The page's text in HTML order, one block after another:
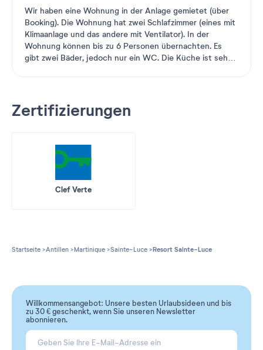
Wir haben eine Wohnung in der Anlage gemietet (über
Booking). Die Wohnung hat zwei Schlafzimmer (eines mit
Klimaanlage und das andere mit Ventilator). In der
Wohnung können bis zu 6 Personen übernachten. Es
gibt zwei Bäder, jedoch nur ein WC. Die Küche ist sehr
Zertifizierungen
Clef Verte
Startseite Antillen Martinique Sainte-Luce Resort Sainte-Luce
Willkommensangebot: Unsere besten Urlaubsideen und bis
zu 30 € geschenkt, wenn Sie unseren Newsletter
abonnieren.